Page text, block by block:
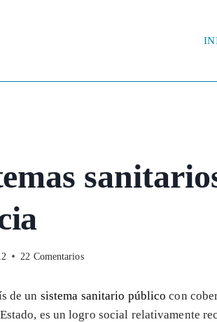
22 Comentarios
de un sistema sanitario público con
es un logro social relativamente